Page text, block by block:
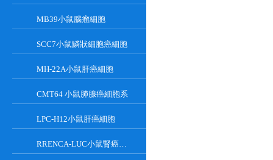
MB39小鼠腦瘤細胞
SCC7小鼠鱗狀細胞癌細胞
MH-22A小鼠肝癌細胞
CMT64 小鼠肺腺癌細胞系
LPC-H12小鼠肝癌細胞
RRENCA-LUC小鼠腎癌細胞LUC轉染株